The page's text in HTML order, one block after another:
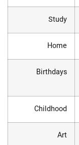
Study
Home
Birthdays
Childhood
Art